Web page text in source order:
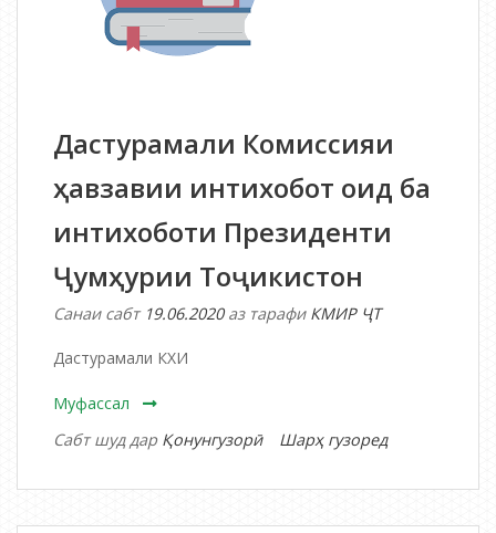
Дастурамали Комиссияи
ҳавзавии интихобот оид ба
интихоботи Президенти
Ҷумҳурии Тоҷикистон
Санаи сабт 19.06.2020аз тарафи КМИР ҶТ
Дастурамали КХИ
Муфассал
Сабт шуд дар Қонунгузорӣ Шарҳ гузореддар
Комиссияи
ҳавзавии